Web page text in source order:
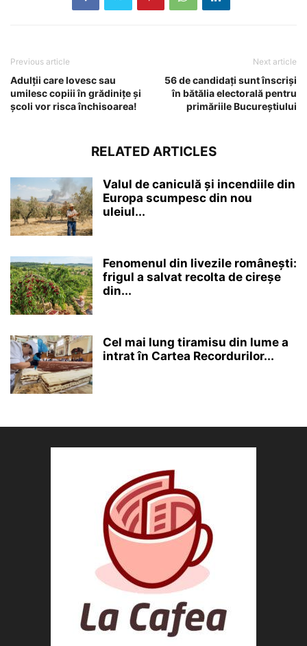
Previous article
Adulții care lovesc sau
umilesc copiii în grădinițe și
școli vor risca închisoarea!
Next article
56 de candidați sunt înscriși
în bătălia electorală pentru
primăriile Bucureștiului
RELATED ARTICLES
Valul de caniculă și incendiile din
Europa scumpesc din nou
uleiul...
Fenomenul din livezile românești:
frigul a salvat recolta de cireșe
din...
Cel mai lung tiramisu din lume a
intrat în Cartea Recordurilor...